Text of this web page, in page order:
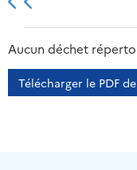
2013
Aucun déchet
Télécharger le PDF